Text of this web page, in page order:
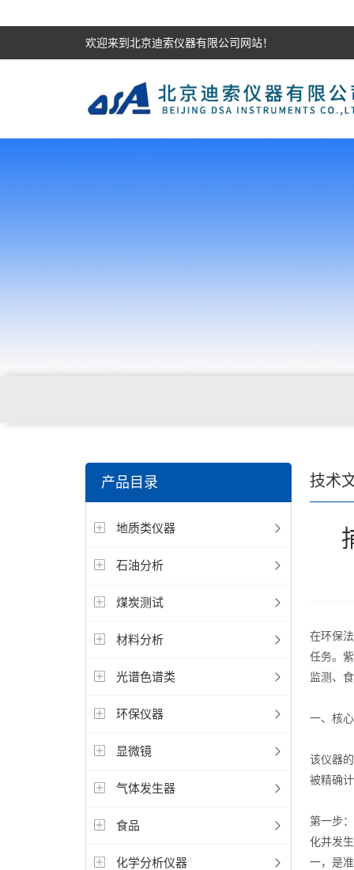
欢迎来到北京迪索仪器有限公司网站！
产品目录
地质类仪器
石油分析
煤炭测试
材料分析
光谱色谱类
环保仪器
显微镜
气体发生器
食品
化学分析仪器
技术
在环保
任务。
监测、
一、核
该仪器
被精确
第一步
化并发
一，是